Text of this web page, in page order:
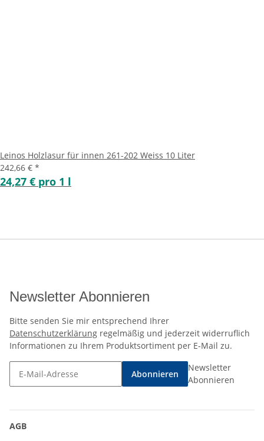
Leinos Holzlasur für innen 261-202 Weiss 10 Liter
242,66 € *
24,27 € pro 1 l
Newsletter Abonnieren
Bitte senden Sie mir entsprechend Ihrer
Datenschutzerklärung regelmäßig und jederzeit widerruflich
Informationen zu Ihrem Produktsortiment per E-Mail zu.
Abonnieren
Newsletter
Abonnieren
AGB